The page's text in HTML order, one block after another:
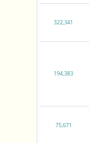
322,341
194,383
75,671